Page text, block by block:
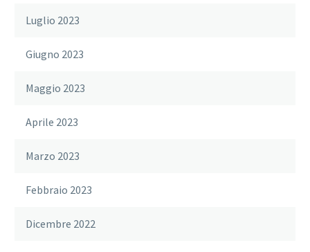
Luglio 2023
Giugno 2023
Maggio 2023
Aprile 2023
Marzo 2023
Febbraio 2023
Dicembre 2022